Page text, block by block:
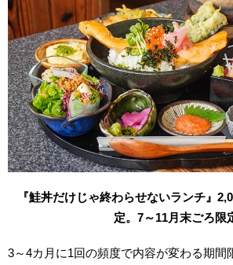
『鮭丼だけじゃ終わらせないランチ』
定。7～11月末ごろ限
3～4カ月に1回の頻度で内容が変わる期間